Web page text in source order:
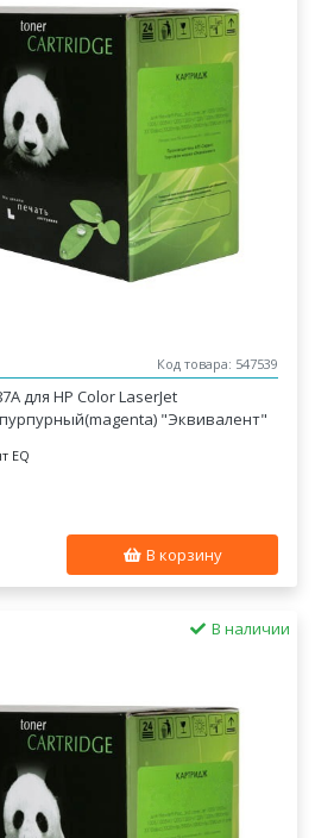
Код товара: 547539
для HP Color LaserJet
пурпурный(magenta) "Эквивалент"
EQ
В корзину
В наличии